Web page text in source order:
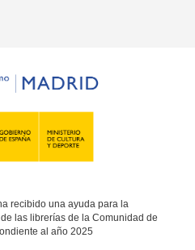
recibido una ayuda para la
las librerías de la Comunidad de
al año 2025